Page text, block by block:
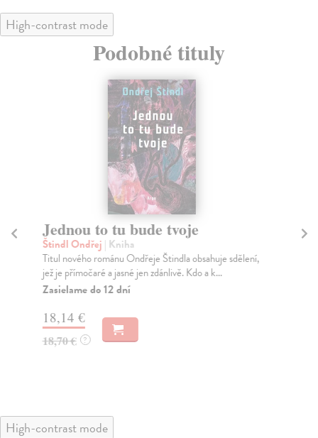
High-contrast mode
Podobné tituly
Jednou to tu bude tvoje
Štindl Ondřej | Kniha
Titul nového románu Ondřeje Štindla obsahuje sdělení,
jež je přímočaré a jasné jen zdánlivě. Kdo a k...
Zasielame do 12 dní
18,14 €
18,70 € ?
High-contrast mode